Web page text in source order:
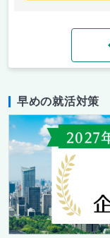
早めの就活対策